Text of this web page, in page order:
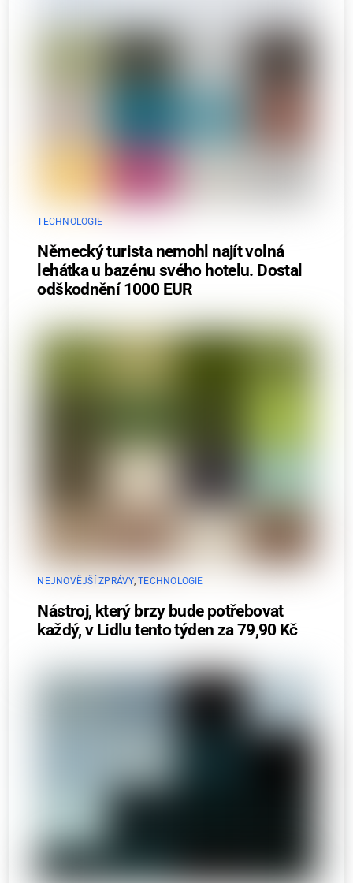
TECHNOLOGIE
Německý turista nemohl najít volná
lehátka u bazénu svého hotelu. Dostal
odškodnění 1000 EUR
NEJNOVĚJŠÍ ZPRÁVY,TECHNOLOGIE
Nástroj, který brzy bude potřebovat
každý, v Lidlu tento týden za 79,90 Kč